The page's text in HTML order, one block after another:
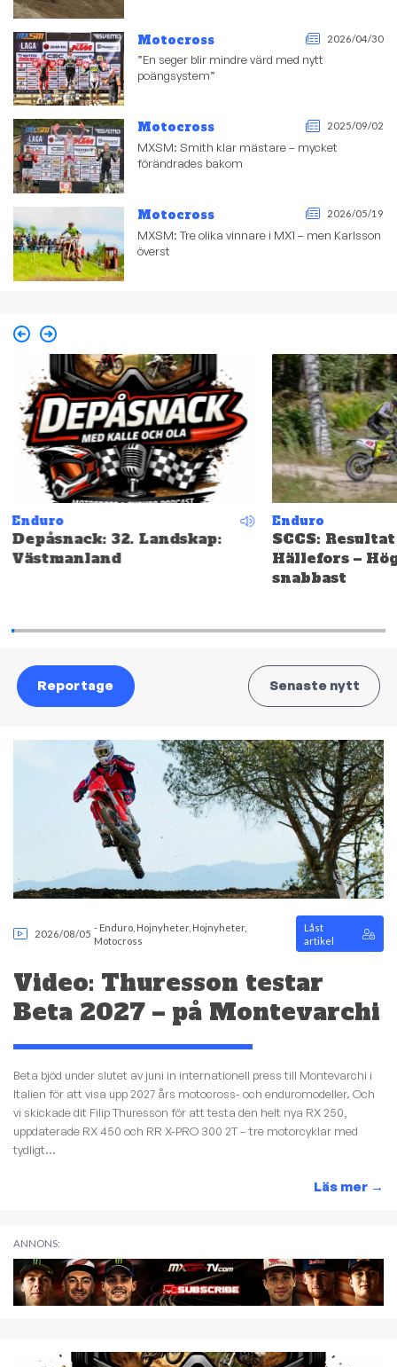
Motocross 2026/04/30
”En seger blir mindre värd med nytt
poängsystem”
Motocross 2025/09/02
MXSM: Smith klar mästare – mycket
förändrades bakom
Motocross 2026/05/19
MXSM: Tre olika vinnare i MX1 – men Karlsson
överst
Enduro
Depåsnack: 32. Landskap:
Västmanland
Enduro
SCCS:
Hällefors –
snabbast
Reportage Senaste nytt
2026/08/05
- Enduro Hojnyheter, Hojnyheter,
Motocross
Låst
artikel
Video: Thuresson testar
Beta 2027 – på Montevarchi
Beta bjöd under slutet av juni in internationell press till Montevarchi i
Italien för att visa upp 2027 års motocross- och enduromodeller. Och
vi skickade dit Filip Thuresson för att testa den helt nya RX 250,
uppdaterade RX 450 och RR X-PRO 300 2T – tre motorcyklar med
tydligt...
Läs mer →
ANNONS: